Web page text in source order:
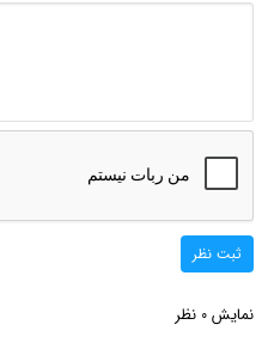
ثبت نظر
نمایش 0 نظر